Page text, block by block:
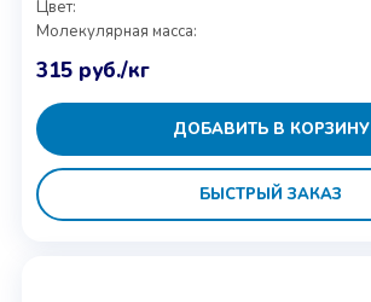
Цвет:
Молекулярная масса:
315 руб./кг
ДОБАВИТЬ В КОРЗИНУ
БЫСТРЫЙ ЗАКАЗ